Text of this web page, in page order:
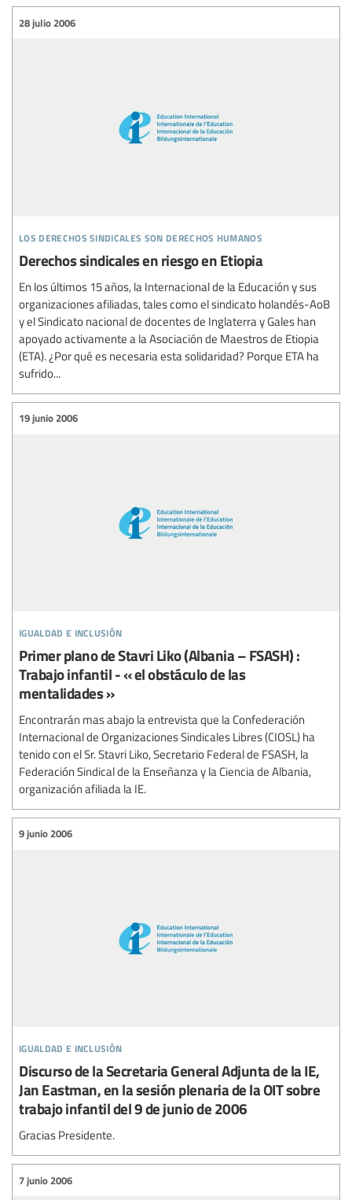
los derechos sindicales son derechos humanos
28 julio 2006
Derechos sindicales en riesgo en Etiopia
En los últimos 15 años, la Internacional de la Educación y sus
organizaciones afiliadas, tales como el sindicato holandés-AoB
y el Sindicato nacional de docentes de Inglaterra y Gales han
apoyado activamente a la Asociación de Maestros de Etiopia
(ETA). ¿Por qué es necesaria esta solidaridad? Porque ETA ha
sufrido...
igualdad e inclusión
19 junio 2006
Primer plano de Stavri Liko (Albania – FSASH) :
Trabajo infantil - « el obstáculo de las
mentalidades »
Encontrarán mas abajo la entrevista que la Confederación
Internacional de Organizaciones Sindicales Libres (CIOSL) ha
tenido con el Sr. Stavri Liko, Secretario Federal de FSASH, la
Federación Sindical de la Enseñanza y la Ciencia de Albania,
organización afiliada la IE.
igualdad e inclusión
9 junio 2006
Discurso de la Secretaria General Adjunta de la IE,
Jan Eastman, en la sesión plenaria de la OIT sobre
trabajo infantil del 9 de junio de 2006
Gracias Presidente.
7 junio 2006